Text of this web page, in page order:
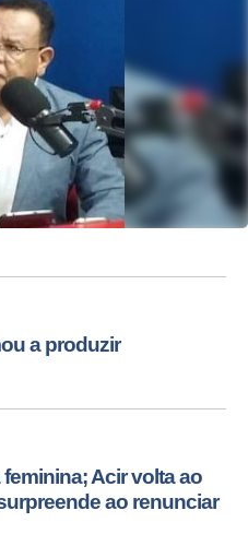
a produzir
Acir volta ao
ao renunciar